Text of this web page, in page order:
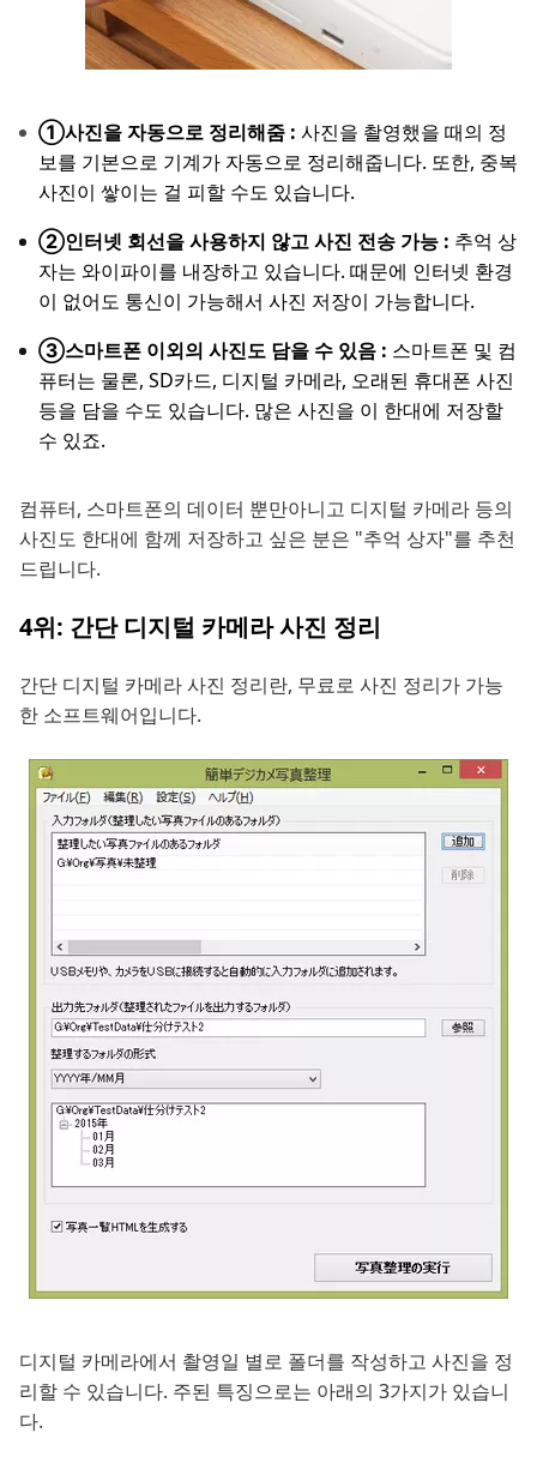
①사진을 자동으로 정리해줌 : 사진을 촬영했을 때의 정
보를 기본으로 기계가 자동으로 정리해줍니다. 또한, 중복
사진이 쌓이는 걸 피할 수도 있습니다.
②인터넷 회선을 사용하지 않고 사진 전송 가능 : 추억 상
자는 와이파이를 내장하고 있습니다. 때문에 인터넷 환경
이 없어도 통신이 가능해서 사진 저장이 가능합니다.
③스마트폰 이외의 사진도 담을 수 있음 : 스마트폰 및 컴
퓨터는 물론, SD카드, 디지털 카메라, 오래된 휴대폰 사진
등을 담을 수도 있습니다. 많은 사진을 이 한대에 저장할
수 있죠.
컴퓨터, 스마트폰의 데이터 뿐만아니고 디지털 카메라 등의
사진도 한대에 함께 저장하고 싶은 분은 "추억 상자"를 추천
드립니다.
4위: 간단 디지털 카메라 사진 정리
간단 디지털 카메라 사진 정리란, 무료로 사진 정리가 가능
한 소프트웨어입니다.
디지털 카메라에서 촬영일 별로 폴더를 작성하고 사진을 정
리할 수 있습니다. 주된 특징으로는 아래의 3가지가 있습니
다.